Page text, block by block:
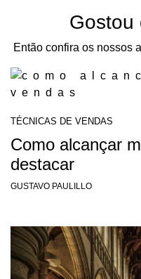
Gostou
Então confira os nossos
TÉCNICAS DE VENDAS
Como alcançar
destacar
GUSTAVO PAULILLO